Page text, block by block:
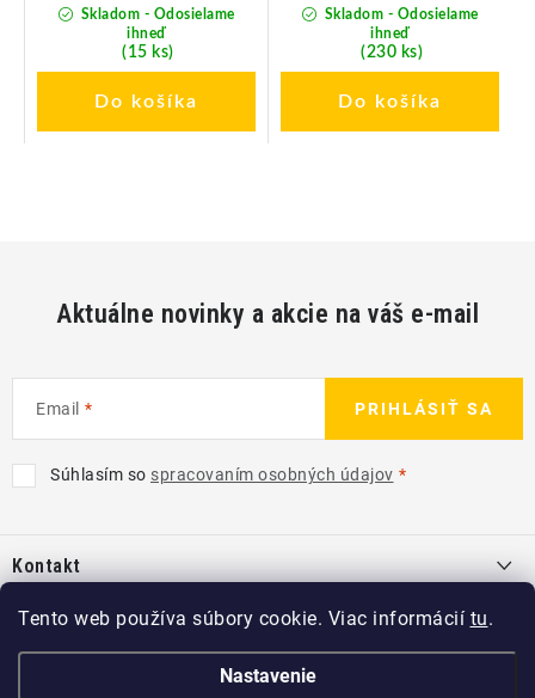
Tento web používa súbory cookie. Viac informácií tu.
Nastavenie
Skladom - Odosielame
ihneď
(15 ks)
Do košíka
Skladom - Odosielame
ihneď
(230 ks)
Do košíka
Aktuálne novinky a akcie na váš e-mail
Email
Súhlasím so spracovaním osobných údajov
PRIHLÁSIŤ SA
pKontakt
info@ kcshop.sk
+421 918 725 111
Kategórie